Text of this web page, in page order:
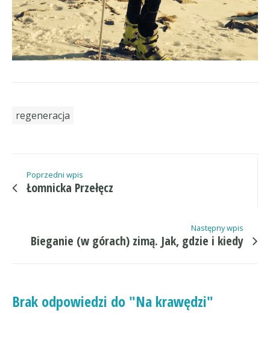
regeneracja
Poprzedni wpis
Łomnicka Przełęcz
Następny wpis
Bieganie (w górach) zimą. Jak, gdzie i kiedy
Brak odpowiedzi do "Na krawędzi"